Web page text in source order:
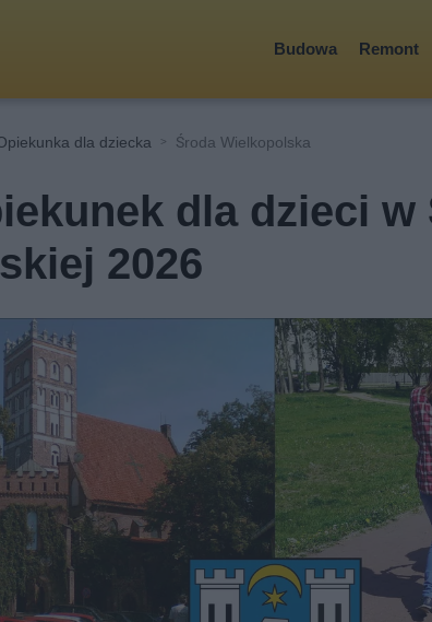
Budowa Remont
dla dziecka Środa Wielkopolska
dla dzieci w
2026